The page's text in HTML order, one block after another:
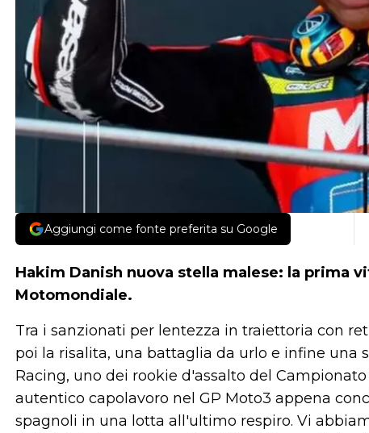
Aggiungi come fonte preferita su Google
Hakim Danish nuova stella malese: la prima
Motomondiale.
Tra i sanzionati per lentezza in traiettoria con
poi la risalita, una battaglia da urlo e infine una
Racing, uno dei rookie d'assalto del
autentico capolavoro nel GP Moto3 appena
spagnoli in una lotta all'ultimo respiro. Vi